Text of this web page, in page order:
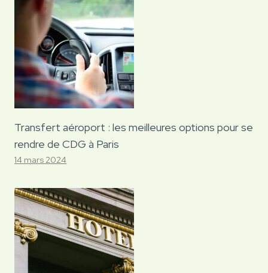
Transfert aéroport : les meilleures options pour se
rendre de CDG à Paris
14 mars 2024